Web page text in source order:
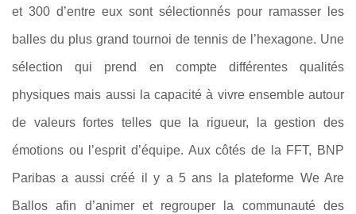
et 300 d’entre eux sont sélectionnés pour ramasser les
balles du plus grand tournoi de tennis de l’hexagone. Une
sélection qui prend en compte différentes qualités
physiques mais aussi la capacité à vivre ensemble autour
de valeurs fortes telles que la rigueur, la gestion des
émotions ou l’esprit d’équipe. Aux côtés de la FFT, BNP
Paribas a aussi créé il y a 5 ans la plateforme We Are
Ballos afin d’animer et regrouper la communauté des